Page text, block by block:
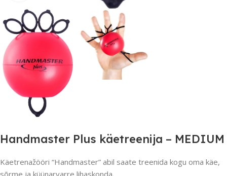
Handmaster Plus käetreenija – MEDIUM
Käetrenažööri “Handmaster” abil saate treenida kogu oma käe,
sõrme ja küünarvarre lihaskonda.